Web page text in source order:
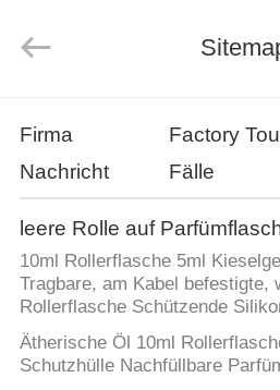
PRODUKTE
VIDEOS
VR-
SHOW
Rights
Firma Factory
Nachricht
Fälle
leere Rolle auf
10ml Rollerflasche 5ml
Tragbare, am Kabel befestigte,
Rollerflasche Schützende
Ätherische Öl 10ml
Schutzhülle Nachfüllbare